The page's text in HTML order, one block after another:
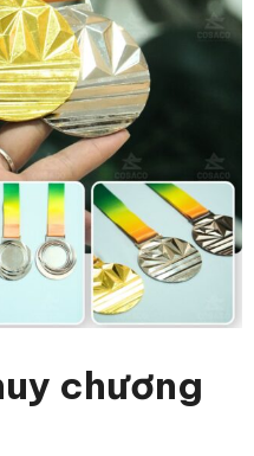
chương